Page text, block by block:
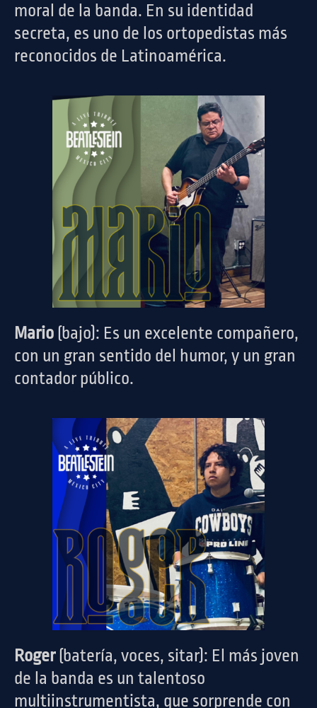
moral de la banda. En su identidad
secreta, es uno de los ortopedistas más
reconocidos de Latinoamérica.
Mario (bajo): Es un excelente compañero,
con un gran sentido del humor, y un gran
contador público.
Roger(batería, voces, sitar): El más joven
de la banda es un talentoso
multiinstrumentista, que sorprende con